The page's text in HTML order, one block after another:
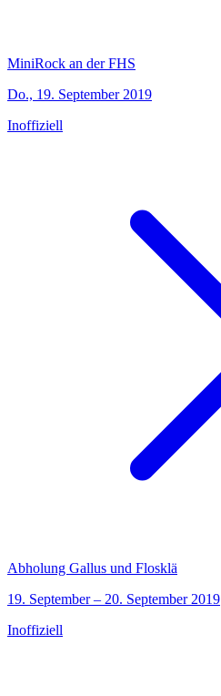
MiniRock an der FHS
Do., 19. September 2019
Inoffiziell
Abholung Gallus und Flosklä
19. September – 20. September 2019
Inoffiziell